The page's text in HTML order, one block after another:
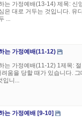
는 가정예배(13-14) 제목:
은 대로 거두는 것입니다.
...
는 가정예배(11-12)
는 가정예배(11-12) 1제목:
움을 당할 때가 있습니다.
입니...
는 가정예배 [9-10]